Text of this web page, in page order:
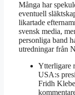
Många har
eventuell
likartade
svensk media,
personliga band
utredningar från
Ytterligare
USA:s
Fridh